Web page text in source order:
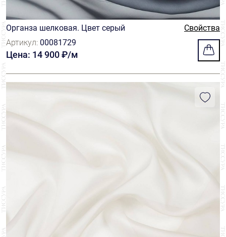
Органза шелковая. Цвет серый
Свойства
Артикул: 00081729
Цена: 14 900 ₽/м